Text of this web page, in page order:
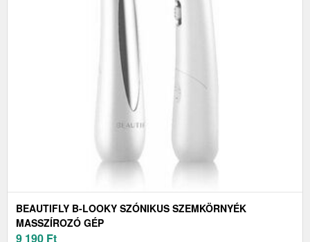
BEAUTIFLY B-LOOKY SZÓNIKUS SZEMKÖRNYÉK
MASSZÍROZÓ GÉP
9 190 Ft